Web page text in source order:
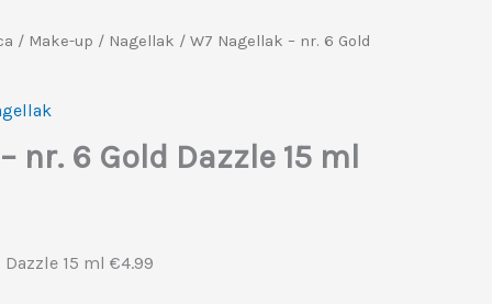
/ Make-up / Nagellak / W7 Nagellak – nr. 6 Gold
nr. 6 Gold Dazzle 15 ml
15 ml €4.99